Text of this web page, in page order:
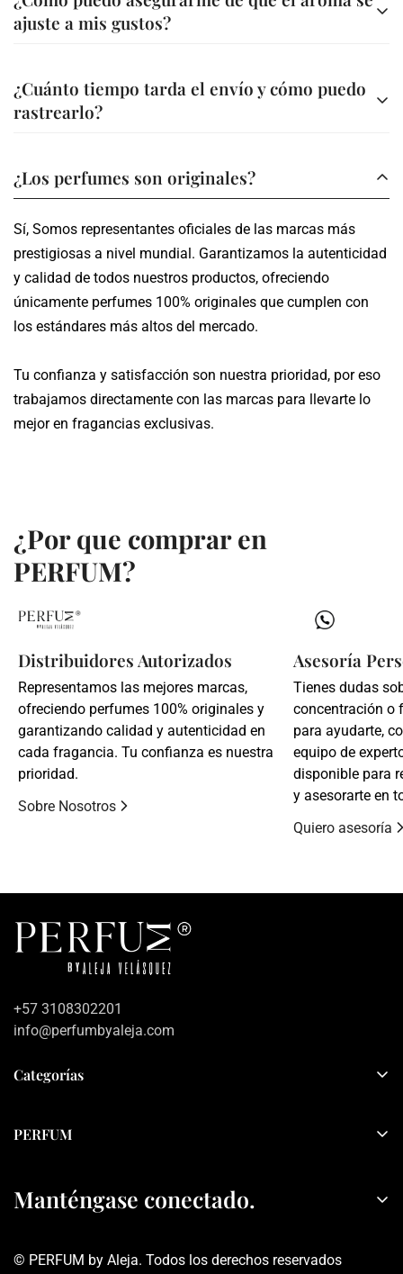
comodidad
Credishop)
ajuste a mis gustos?
la fragancia ideal. Además, en la descripción de cada
perfume encontrarás información detallada sobre sus
¿Cuánto tiempo tarda el envío y cómo puedo
rastrearlo?
dependiendo de tu ubicación.
Te proporcionamos un número de seguimiento para que
puedas monitorear el estado de tu pedido en tiempo real.
¿Los perfumes son originales?
Sí, Somos representantes oficiales de las marcas más
prestigiosas a nivel mundial. Garantizamos la autenticidad
y calidad de todos nuestros productos, ofreciendo
únicamente perfumes 100% originales que cumplen con
los estándares más altos del mercado.
Tu confianza y satisfacción son nuestra prioridad, por eso
trabajamos directamente con las marcas para llevarte lo
mejor en fragancias exclusivas.
¿Por que comprar en
PERFUM?
Distribuidores Autorizados
Representamos las mejores marcas,
ofreciendo perfumes 100% originales y
garantizando calidad y autenticidad en
cada fragancia. Tu confianza es nuestra
prioridad.
Sobre Nosotros
Asesoría
Tienes dudas
concentración o
para ayudarte,
equipo de
disponible para
y asesorarte en
Quiero asesoría
+57 3108302201
info@perfumbyaleja.com
Categorías
Mujer
Sets
PERFUM
Contacto
Términos y condiciones
Manténgase conectado.
© PERFUM by Aleja. Todos los derechos reservados